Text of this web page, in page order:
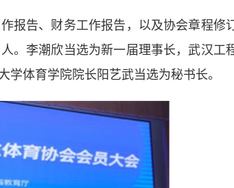
告、财务工作报告，以及协会章程修
。李潮欣当选为新一届理事长，武汉工
体育学院院长阳艺武当选为秘书长。